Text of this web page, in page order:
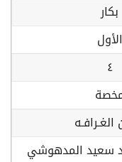
بكار
الأول
٤
سعيد المدهوشي